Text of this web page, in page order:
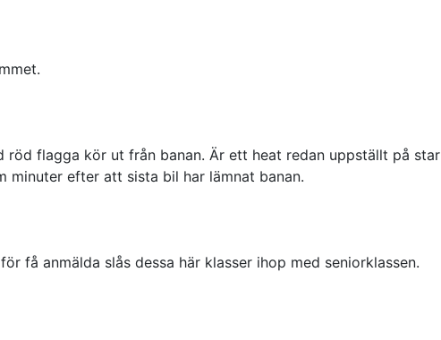
flagga kör ut från banan. Är ett heat redan uppställt på
minuter efter att sista bil har lämnat banan.
få anmälda slås dessa här klasser ihop med seniorklassen.